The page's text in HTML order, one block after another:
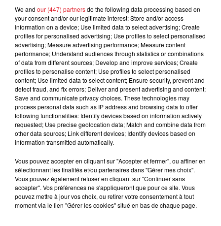
FIL D'ACTUS
15 juillet 2026
BÉTHUNE: ENQUÊTE POUR HOMICIDE
VOLONTAIRE EN COURS, APRÈS LA...
Selon les premiers éléments, le logement servait
à des prostituées
We and our (447) partnersdo the following data processing based on
your consent and/or our legitimate interest: Store and/or access
information on a device; Use limited data to select advertising; Create
profiles for personalised advertising; Use profiles to select personalised
advertising; Measure advertising performance; Measure content
performance; Understand audiences through statistics or combinations
of data from different sources; Develop and improve services; Create
profiles to personalise content; Use profiles to select personalised
content; Use limited data to select content; Ensure security, prevent and
detect fraud, and fix errors; Deliver and present advertising and content;
Save and communicate privacy choices. These technologies may
process personal data such as IP address and browsing data to offer
following functionalities: Identify devices based on information actively
requested; Use precise geolocation data; Match and combine data from
other data sources; Link different devices; Identify devices based on
information transmitted automatically.
Vous pouvez accepter en cliquant sur "Accepter et fermer", ou affiner en
sélectionnant les finalités et/ou partenaires dans "Gérer mes choix".
Vous pouvez également refuser en cliquant sur "Continuer sans
accepter". Vos préférences ne s'appliqueront que pour ce site. Vous
pouvez mettre à jour vos choix, ou retirer votre consentement à tout
moment via le lien "Gérer les cookies" situé en bas de chaque page.